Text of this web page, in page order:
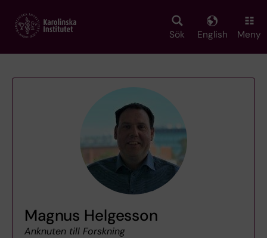
main
Sök English Meny
Magnus Helgesson
Anknuten till Forskning